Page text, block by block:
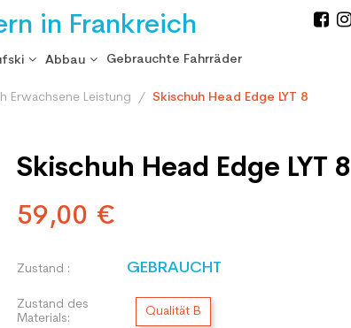
in Frankreich
Abbau Gebrauchte Fahrräder
Erwachsene Leistung Skischuh Head Edge LYT 8
Skischuh Head Edge LYT 8
59,00 €
Zustand : GEBRAUCHT
Zustand des
Materials:
Qualität B